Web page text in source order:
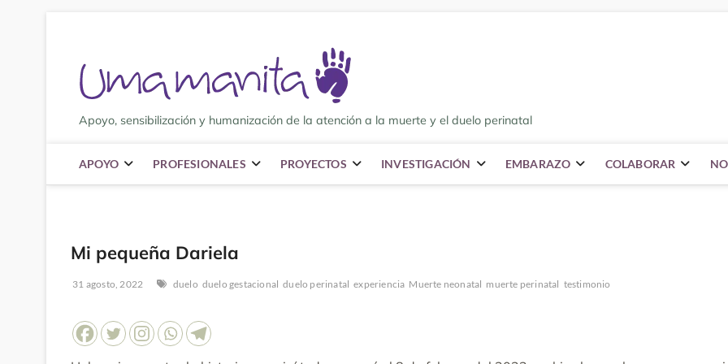
contenido
Apoyo, sensibilización y humanización de la atención a la muerte y el duelo perinatal
APOYO PROFESIONALES PROYECTOS INVESTIGACIÓN EMBARAZO COLABORAR
Mi pequeña Dariela
31 agosto, 2022 duelo duelo gestacional duelo perinatal experiencia Muerte neonatal muerte perinatal testimonio